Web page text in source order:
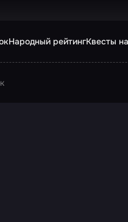
Народный рейтингКвесты